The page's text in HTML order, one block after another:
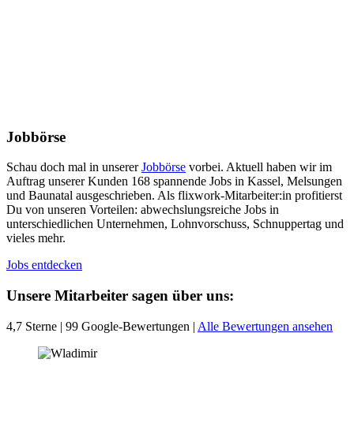
Jobbörse
Schau doch mal in unsererJobbörse vorbei. Aktuell haben wir im
Auftrag unserer Kunden 168 spannende Jobs in Kassel, Melsungen
und Baunatal ausgeschrieben. Als flixwork-Mitarbeiter:in profitierst
Du von unseren Vorteilen: abwechslungsreiche Jobs in
unterschiedlichen Unternehmen, Lohnvorschuss, Schnuppertag und
vieles mehr.
Jobs entdecken
Unsere Mitarbeiter sagen über uns:
4,7 Sterne | 99 Google-Bewertungen | Alle Bewertungen ansehen